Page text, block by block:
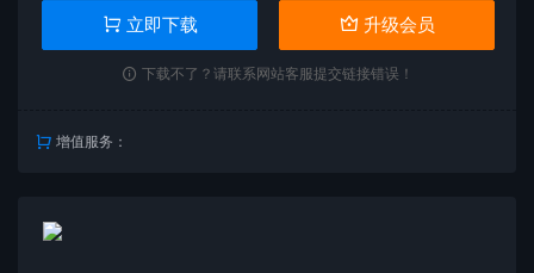
立即下载 升级会员
下载不了？请联系网站客服提交链接错误！
增值服务：